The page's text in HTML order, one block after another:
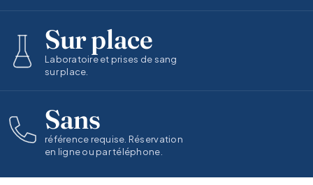
Sur place
Laboratoire et prises de sang
sur place.
Sans
référence requise. Réservation
en ligne ou par téléphone.